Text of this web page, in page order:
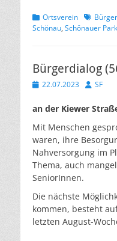
Kategorien
Ortsverein
Schönau, Schönauer Park
Bürgerdialog
Veröffentlicht
22.07.2023 Autor
SF
an der Kiewer
Mit Menschen
waren, ihre
Nahversorgung im
Thema, auch
SeniorInnen.
Die nächste
kommen, besteht
letzten August-